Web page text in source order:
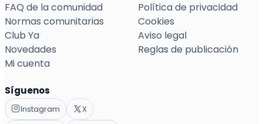
FAQ de la comunidad
Normas comunitarias
Club Ya
Novedades
Mi cuenta
Política de privacidad
Cookies
Aviso legal
Reglas de publicación
Síguenos
Instagram
X